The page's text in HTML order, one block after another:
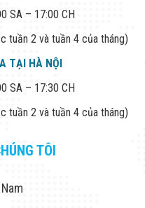
SA – 17:00 CH
tuần 2 và tuần 4 của tháng)
TẠI HÀ NỘI
SA – 17:30 CH
tuần 2 và tuần 4 của tháng)
TÔI